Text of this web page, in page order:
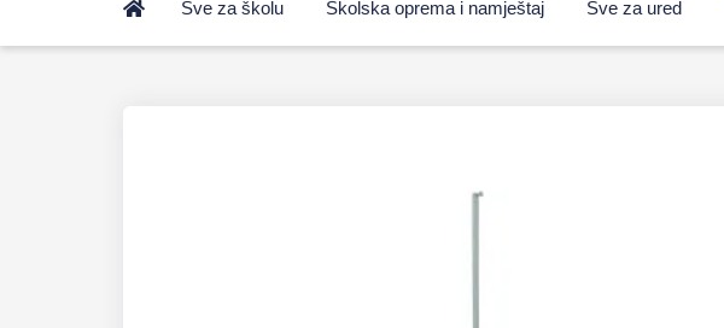
Sve za školu Školska oprema i namještaj Sve za ured